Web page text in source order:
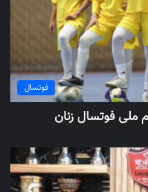
فوتسال
ملی فوتسال زنان